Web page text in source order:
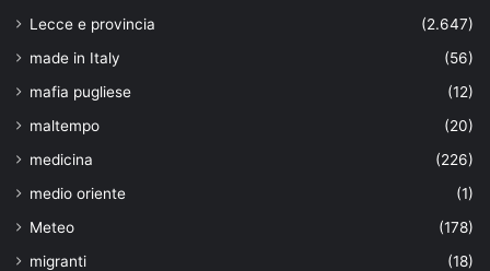
Lecce e provincia
(2.647)
made in Italy
(56)
mafia pugliese
(12)
maltempo
(20)
medicina
(226)
medio oriente
(1)
Meteo
(178)
migranti
(18)